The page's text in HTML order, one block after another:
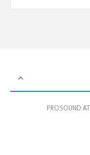
PROSOUND